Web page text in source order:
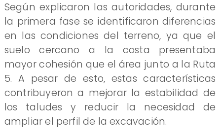
Según explicaron las autoridades, durante
la primera fase se identificaron diferencias
en las condiciones del terreno, ya que el
suelo cercano a la costa presentaba
mayor cohesión que el área junto a la Ruta
5. A pesar de esto, estas características
contribuyeron a mejorar la estabilidad de
los taludes y reducir la necesidad de
ampliar el perfil de la excavación.